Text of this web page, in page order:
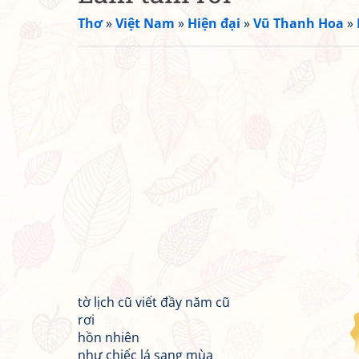
Thơ»Việt Nam » Hiện đại »Vũ Thanh Hoa »
tờ lịch cũ viết đầy năm cũ
rơi
hồn nhiên
như chiếc lá sang mùa